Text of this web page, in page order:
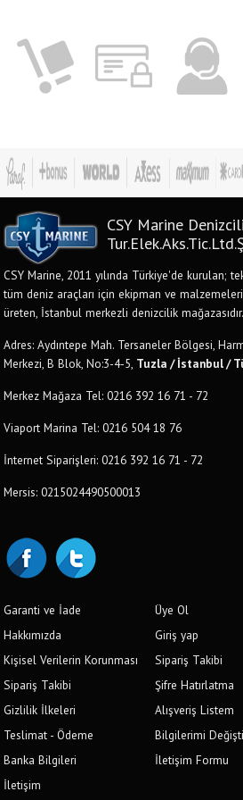
CSY Marine
CSY Marine, 2011 yılında Türkiye'de kurulan;
tüm deniz araçları için ekipman ve
üreten, İstanbul merkezli denizcilik mağazasıdır.
Adres: Aydıntepe Mah. Tersaneler Bölgesi,
Merkezi, B Blok, No:3-4-5, Tuzla / İstanbul /
Merkez Mağaza Tel: 0216 392 16 71 - 72
Viaport Marina Tel: 0216 504 18 76
İnternet Siparişleri: 0216 392 16 71 - 72
Mersis: 0215024490500013
Garanti ve İade
Hakkımızda
Kişisel Verilerin Korunması
Sipariş Takibi
Gizlilik İlkeleri
Teslimat - Ödeme
Banka Bilgileri
İletişim
Üye Ol
Giriş yap
Sipariş Takibi
Şifre Hatırlatma
Alışveriş Listem
Bilgilerimi
İletişim Formu